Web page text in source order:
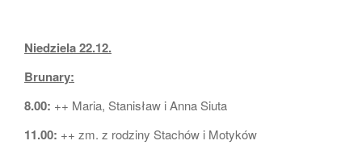
Niedziela 22.12.
Brunary:
8.00: ++ Maria, Stanisław i Anna Siuta
11.00: ++ zm. z rodziny Stachów i Motyków